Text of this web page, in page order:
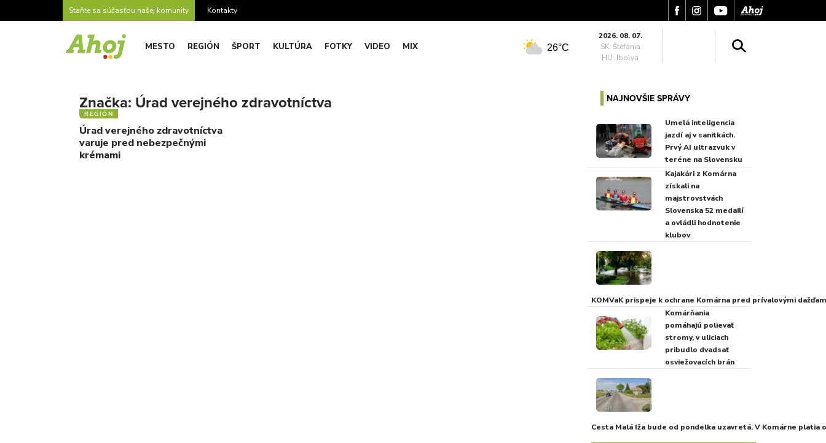
Staňte sa súčasťou našej komunity Kontakty
MESTO REGIÓN ŠPORT KULTÚRA FOTKY VIDEO MIX 26°C
2026. 08. 07.
SK: Štefánia
HU: Ibolya
Značka: Úrad verejného zdravotníctva
REGIÓN
Úrad verejného zdravotníctva
varuje pred nebezpečnými
krémami
NAJNOVŠIE SPRÁVY
Umelá inteligencia
jazdí aj v sanitkách.
Prvý AI ultrazvuk v
teréne na Slovensku
Kajakári z Komárna
získali na
majstrovstvách
Slovenska 52 medailí
a ovládli hodnotenie
klubov
KOMVaK prispeje k ochrane Komárna pred prívalovými
Komárňania
pomáhajú polievať
stromy, v uliciach
pribudlo dvadsať
osviežovacích brán
Cesta Malá Iža bude od pondelka uzavretá. V Komárne platia